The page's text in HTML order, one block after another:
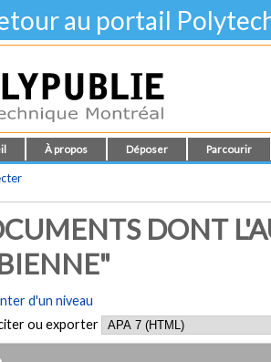
au portail
À propos Déposer Parcourir
DONT
d'un niveau
ou exporter